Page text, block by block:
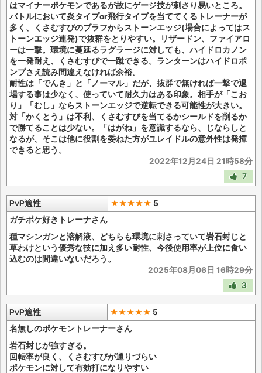
はマイナーポケモンであるが故にゲージ技が刺さり易いところ。
バトルにおいて炎タイプor飛行タイプを当ててくるトレーナーが
多く、くさむすびのブラフからストーンエッジ(場合によってはス
トーンエッジ連発)で抜群をとりやすい。リザードン、ファイアロ
ーは一撃。環境に蔓延るラグラージに対しても、ハイドロカノン
を一発耐え、くさむすびで一蹴できる。ランターンはハイドロポ
ンプさえ読み間違えなければ余裕。
耐性は「でんき」と「ノーマル」だが、抜群で無ければ一撃で退
場する事は少なく、使っていて耐久力はある印象。相手が「こお
り」「むし」ならストーンエッジで逆転できる可能性が大きい。
対「かくとう」は不利、くさむすびを当てるかシールドを削るか
で勝てることは少ない。「はがね」を意識するなら、じならしと
なるが、そこは他に役割を委ねた方がユレイドルの意外性は発揮
できると思う。
2022年12月24日 21時58分
7
PvP適性 ★★★★★ 5
ガチポケ好きトレーナさん
種マシンガンと溶解液、どちらも環境に刺さっていて岩石封じと
草わけという優秀な技に加え多い耐性、今後使用率が上位に食い
込むのは間違いないだろう。
2025年08月06日 16時29分
3
PvP適性 ★★★★★ 5
名無しのポケモントレーナーさん
岩石封じが強すぎる。
回転率が良く、くさむすびが通りづらい
ポケモンに対して有効打になりやすい